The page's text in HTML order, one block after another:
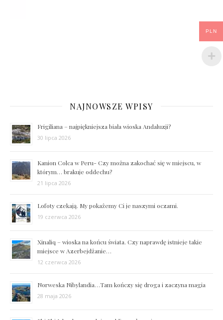
NAJNOWSZE WPISY
Frigiliana – najpiękniejsza biała wioska Andaluzji?
30 lipca 2026
Kanion Colca w Peru- Czy można zakochać się w miejscu, w
którym… brakuje oddechu?
21 lipca 2026
Lofoty czekają. My pokażemy Ci je naszymi oczami.
19 czerwca 2026
Xinaliq – wioska na końcu świata. Czy naprawdę istnieje takie
miejsce w Azerbejdżanie…
12 czerwca 2026
Norweska Nibylandia…Tam kończy się droga i zaczyna magia
28 maja 2026
PLN